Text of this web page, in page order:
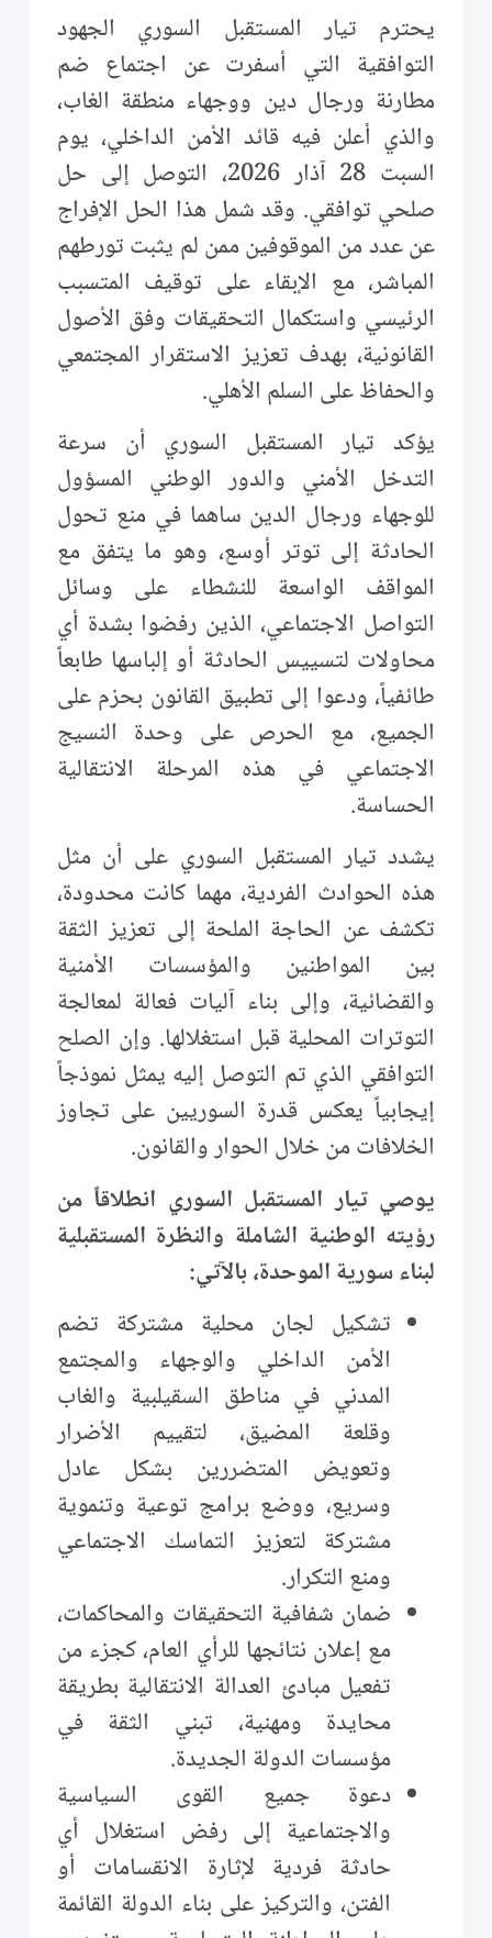
يحترم تيار المستقبل السوري الجهود
التوافقية التي أسفرت عن اجتماع ضم
مطارنة ورجال دين ووجهاء منطقة الغاب،
والذي أعلن فيه قائد الأمن الداخلي، يوم
السبت 28 آذار 2026، التوصل إلى حل
صلحي توافقي. وقد شمل هذا الحل الإفراج
عن عدد من الموقوفين ممن لم يثبت تورطهم
المباشر، مع الإبقاء على توقيف المتسبب
الرئيسي واستكمال التحقيقات وفق الأصول
القانونية، بهدف تعزيز الاستقرار المجتمعي
والحفاظ على السلم الأهلي.
يؤكد تيار المستقبل السوري أن سرعة
التدخل الأمني والدور الوطني المسؤول
للوجهاء ورجال الدين ساهما في منع تحول
الحادثة إلى توتر أوسع، وهو ما يتفق مع
المواقف الواسعة للنشطاء على وسائل
التواصل الاجتماعي، الذين رفضوا بشدة أي
محاولات لتسييس الحادثة أو إلباسها طابعاً
طائفياً، ودعوا إلى تطبيق القانون بحزم على
الجميع، مع الحرص على وحدة النسيج
الاجتماعي في هذه المرحلة الانتقالية
الحساسة.
يشدد تيار المستقبل السوري على أن مثل
هذه الحوادث الفردية، مهما كانت محدودة،
تكشف عن الحاجة الملحة إلى تعزيز الثقة
بين المواطنين والمؤسسات الأمنية
والقضائية، وإلى بناء آليات فعالة لمعالجة
التوترات المحلية قبل استغلالها. وإن الصلح
التوافقي الذي تم التوصل إليه يمثل نموذجاً
إيجابياً يعكس قدرة السوريين على تجاوز
الخلافات من خلال الحوار والقانون.
يوصي تيار المستقبل السوري انطلاقاً من
رؤيته الوطنية الشاملة والنظرة المستقبلية
لبناء سورية الموحدة، بالآتي:
تشكيل لجان محلية مشتركة تضم
الأمن الداخلي والوجهاء والمجتمع
المدني في مناطق السقيلبية والغاب
وقلعة المضيق، لتقييم الأضرار
وتعويض المتضررين بشكل عادل
وسريع، ووضع برامج توعية وتنموية
مشتركة لتعزيز التماسك الاجتماعي
ومنع التكرار.
ضمان شفافية التحقيقات والمحاكمات،
مع إعلان نتائجها للرأي العام، كجزء من
تفعيل مبادئ العدالة الانتقالية بطريقة
محايدة ومهنية، تبني الثقة في
مؤسسات الدولة الجديدة.
دعوة جميع القوى السياسية
والاجتماعية إلى رفض استغلال أي
حادثة فردية لإثارة الانقسامات أو
الفتن، والتركيز على بناء الدولة القائمة